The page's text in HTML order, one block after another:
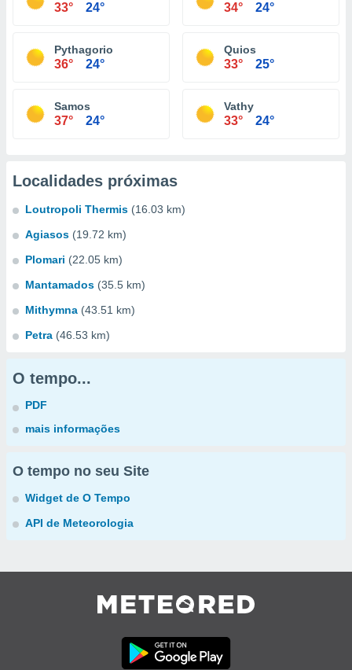
33° 24° 34° 24°
Pythagorio
36° 24°
Quios
33° 25°
Samos
37° 24°
Vathy
33° 24°
Localidades próximas
Loutropoli Thermis (16.03 km)
Agiasos (19.72 km)
Plomari (22.05 km)
Mantamados (35.5 km)
Mithymna (43.51 km)
Petra (46.53 km)
O tempo...
PDF
mais informações
O tempo no seu Site
Widget de O Tempo
API de Meteorologia